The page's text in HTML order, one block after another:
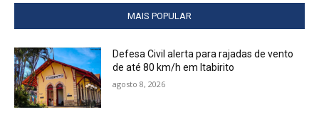
MAIS POPULAR
Defesa Civil alerta para rajadas de vento
de até 80 km/h em Itabirito
agosto 8, 2026